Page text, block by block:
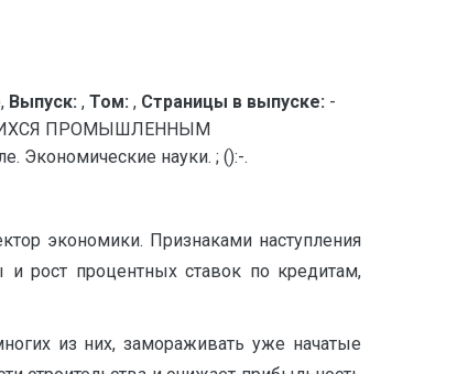
Выпуск: , Том: , Страницы в выпуске: -
ПРОМЫШЛЕННЫМ
Экономические науки. ; ():-.
экономики. Признаками наступления
рост процентных ставок по кредитам,
из них, замораживать уже начатые